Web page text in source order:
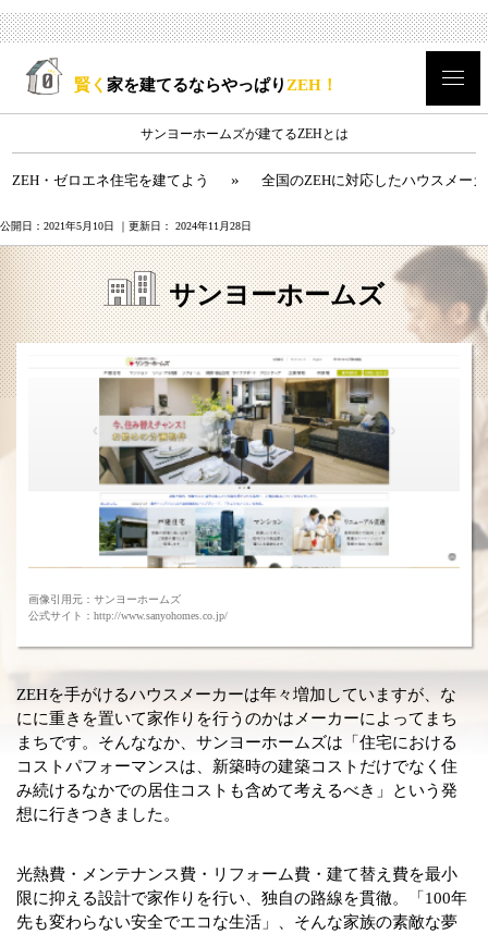
サンヨーホームズが建てるZEHとは
賢く 家を建てるならやっぱり ZEH！
ZEH・ゼロエネ住宅を建てよう » 全国のZEHに対応したハウスメー
公開日： 2021年5月10日 ｜更新日： 2024年11月28日
サンヨーホームズ
画像引用元：サンヨーホームズ
公式サイト：http://www.sanyohomes.co.jp/
ZEHを手がけるハウスメーカーは年々増加していますが、な
にに重きを置いて家作りを行うのかはメーカーによってまち
まちです。そんななか、サンヨーホームズは「住宅における
コストパフォーマンスは、新築時の建築コストだけでなく住
み続けるなかでの居住コストも含めて考えるべき」という発
想に行きつきました。
光熱費・メンテナンス費・リフォーム費・建て替え費を最小
限に抑える設計で家作りを行い、独自の路線を貫徹。「100年
先も変わらない安全でエコな生活」、そんな家族の素敵な夢